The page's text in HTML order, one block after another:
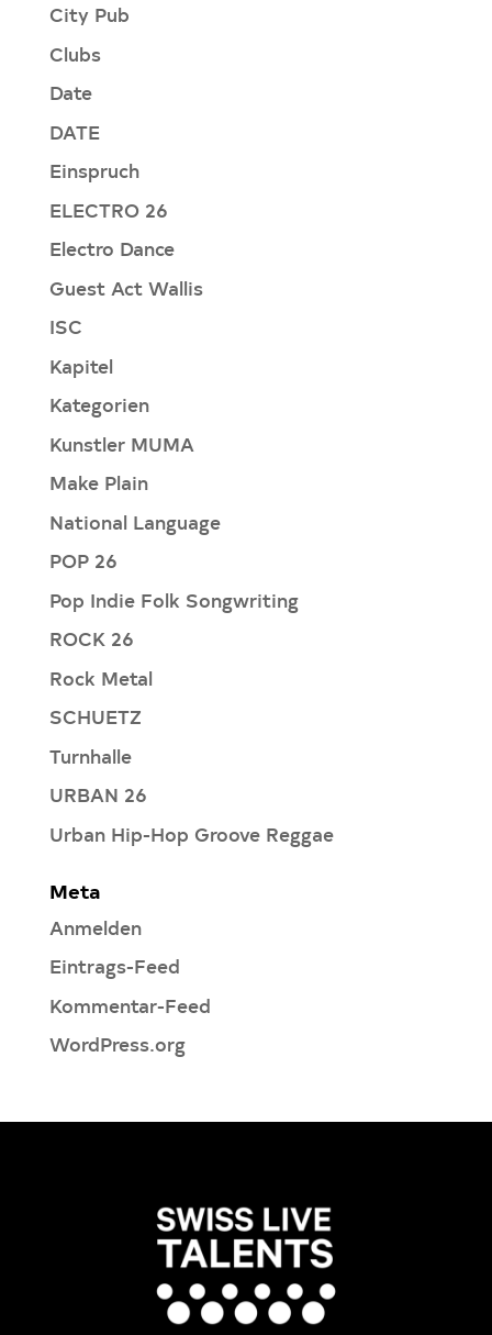
City Pub
Clubs
Date
DATE
Einspruch
ELECTRO 26
Electro Dance
Guest Act Wallis
ISC
Kapitel
Kategorien
Kunstler MUMA
Make Plain
National Language
POP 26
Pop Indie Folk Songwriting
ROCK 26
Rock Metal
SCHUETZ
Turnhalle
URBAN 26
Urban Hip-Hop Groove Reggae
Meta
Anmelden
Eintrags-Feed
Kommentar-Feed
WordPress.org